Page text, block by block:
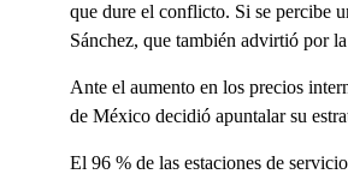
que dure el conflicto. Si se percibe
Sánchez, que también advirtió por
Ante el aumento en los precios
de México decidió apuntalar su
El 96 % de las estaciones de